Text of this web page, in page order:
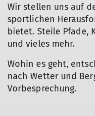
Wir stellen uns auf
sportlichen
bietet. Steile Pfade,
und vieles mehr.
Wohin es geht,
nach Wetter und
Vorbesprechung.